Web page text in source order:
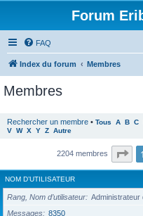
Forum
FAQ
Index du forum Membres
Membres
Rechercher un membre • Tous A B C
V W X Y Z Autre
2204 membres 1
NOM D’UTILISATEUR
Rang, Nom d’utilisateur Administrateur
Messages
8350